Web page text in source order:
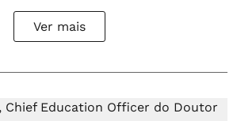
Ver mais